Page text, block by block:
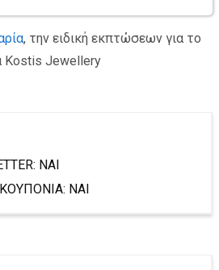
, την ειδική εκπτώσεων για το
Kostis Jewellery
ΝΑΙ
ΝΑΙ